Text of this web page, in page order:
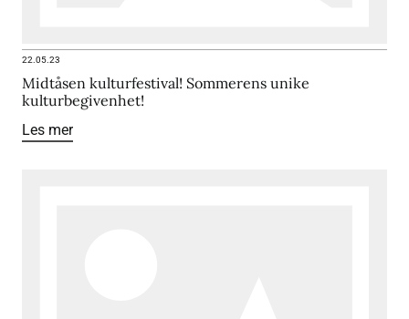
22.05.23
Midtåsen kulturfestival! Sommerens unike
kulturbegivenhet!
Les mer